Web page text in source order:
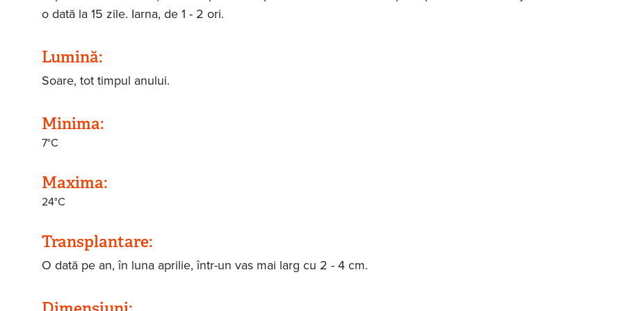
o dată la 15 zile. Iarna, de 1 - 2 ori.
Lumină:
Soare, tot timpul anului.
Minima:
7°C
Maxima:
24°C
Transplantare:
O dată pe an, în luna aprilie, într-un vas mai larg cu 2 - 4 cm.